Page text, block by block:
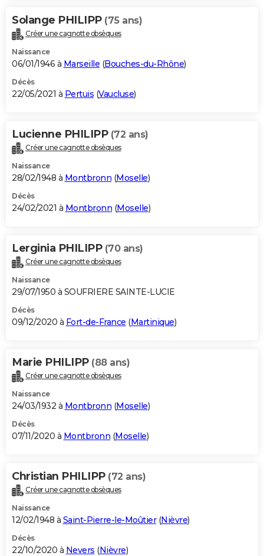
Solange PHILIPP (75 ans)
Créer une cagnotte obsèques
Naissance
06/01/1946 à Marseille (Bouches-du-Rhône)
Décès
22/05/2021 à Pertuis (Vaucluse)
Lucienne PHILIPP (72 ans)
Créer une cagnotte obsèques
Naissance
28/02/1948 à Montbronn (Moselle)
Décès
24/02/2021 à Montbronn (Moselle)
Lerginia PHILIPP (70 ans)
Créer une cagnotte obsèques
Naissance
29/07/1950 à SOUFRIERE SAINTE-LUCIE
Décès
09/12/2020 à Fort-de-France (Martinique)
Marie PHILIPP (88 ans)
Créer une cagnotte obsèques
Naissance
24/03/1932 à Montbronn (Moselle)
Décès
07/11/2020 à Montbronn (Moselle)
Christian PHILIPP (72 ans)
Créer une cagnotte obsèques
Naissance
12/02/1948 à Saint-Pierre-le-Moûtier(Nièvre)
Décès
22/10/2020 à Nevers (Nièvre)